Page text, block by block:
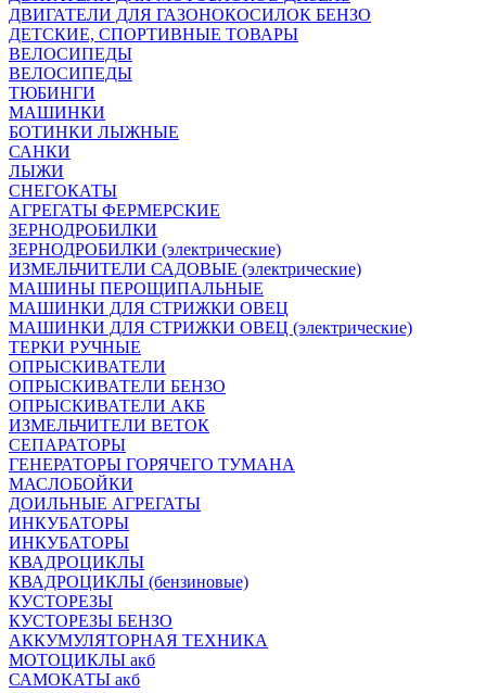
ДВИГАТЕЛИ ДЛЯ ГАЗОНОКОСИЛОК БЕНЗО
ДЕТСКИЕ, СПОРТИВНЫЕ ТОВАРЫ
ВЕЛОСИПЕДЫ
ВЕЛОСИПЕДЫ
ТЮБИНГИ
МАШИНКИ
БОТИНКИ ЛЫЖНЫЕ
САНКИ
ЛЫЖИ
СНЕГОКАТЫ
АГРЕГАТЫ ФЕРМЕРСКИЕ
ЗЕРНОДРОБИЛКИ
ЗЕРНОДРОБИЛКИ (электрические)
ИЗМЕЛЬЧИТЕЛИ САДОВЫЕ (электрические)
МАШИНЫ ПЕРОЩИПАЛЬНЫЕ
МАШИНКИ ДЛЯ СТРИЖКИ ОВЕЦ
МАШИНКИ ДЛЯ СТРИЖКИ ОВЕЦ (электрические)
ТЕРКИ РУЧНЫЕ
ОПРЫСКИВАТЕЛИ
ОПРЫСКИВАТЕЛИ БЕНЗО
ОПРЫСКИВАТЕЛИ АКБ
ИЗМЕЛЬЧИТЕЛИ ВЕТОК
СЕПАРАТОРЫ
ГЕНЕРАТОРЫ ГОРЯЧЕГО ТУМАНА
МАСЛОБОЙКИ
ДОИЛЬНЫЕ АГРЕГАТЫ
ИНКУБАТОРЫ
ИНКУБАТОРЫ
КВАДРОЦИКЛЫ
КВАДРОЦИКЛЫ (бензиновые)
КУСТОРЕЗЫ
КУСТОРЕЗЫ БЕНЗО
АККУМУЛЯТОРНАЯ ТЕХНИКА
МОТОЦИКЛЫ акб
САМОКАТЫ акб